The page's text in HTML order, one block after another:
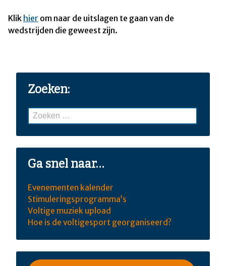
Klik hier om naar de uitslagen te gaan van de
wedstrijden die geweest zijn.
Zoeken:
Zoeken
naar:
Ga snel naar…
Evenementen kalender
Stimuleringsprogramma’s
Voltige muziek upload
Hoe is de voltigesport georganiseerd?